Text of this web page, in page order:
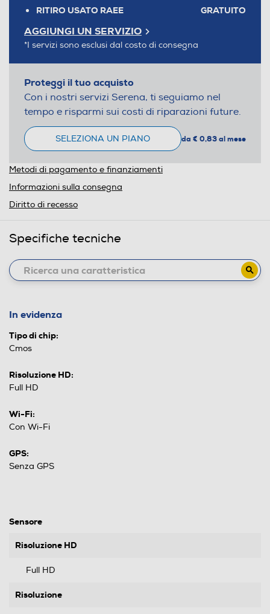
RITIRO USATO RAEE GRATUITO
AGGIUNGI UN SERVIZIO
*I servizi sono esclusi dal costo di consegna
Proteggi il tuo acquisto
Con i nostri servizi Serena, ti seguiamo nel
tempo e risparmi sui costi di riparazioni future.
SELEZIONA UN PIANO da € 0,83 al mese
Metodi di pagamento e finanziamenti
Informazioni sulla consegna
Diritto di recesso
Specifiche tecniche
In evidenza
Tipo di chip:
Cmos
Risoluzione HD:
Full HD
Wi-Fi:
Con Wi-Fi
GPS:
Senza GPS
Sensore
Risoluzione HD
Full HD
Risoluzione